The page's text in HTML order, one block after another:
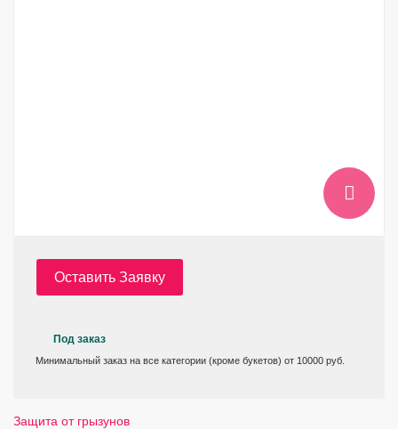
Оставить Заявку
Под заказ
Минимальный заказ на все категории (кроме букетов) от 10000 руб.
Защита от грызунов